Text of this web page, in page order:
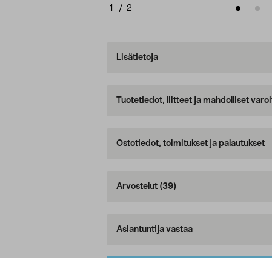
1 / 2
Lisätietoja
Tuotetiedot, liitteet ja mahdolliset
Ostotiedot, toimitukset ja palautukset
Arvostelut (39)
Asiantuntija vastaa